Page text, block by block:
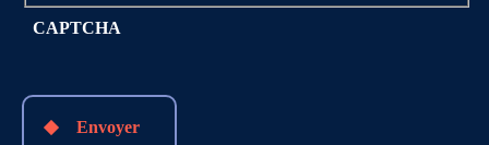
CAPTCHA
Envoyer